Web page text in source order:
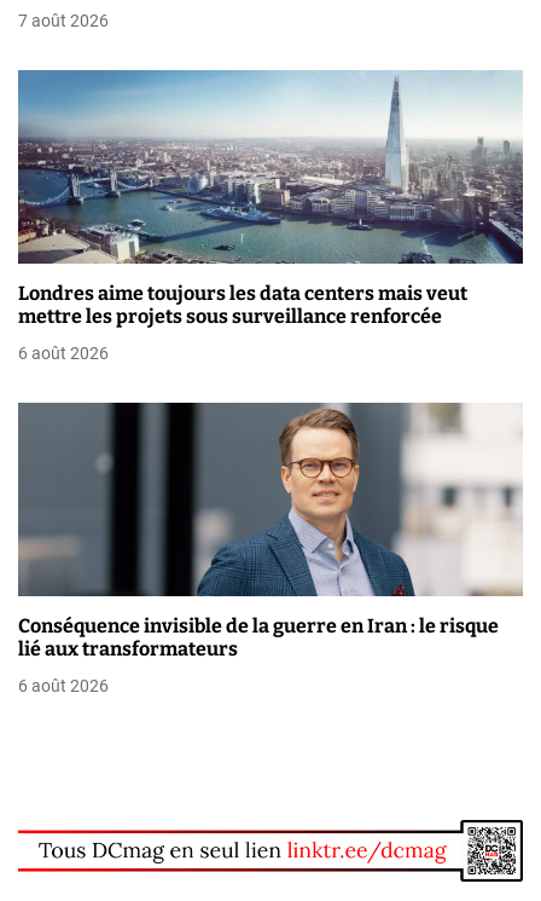
e
’
a
r
t
i
c
7 août 2026
Londres aime toujours les data centers mais veut
mettre les projets sous surveillance renforcée
6 août 2026
Conséquence invisible de la guerre en Iran : le risque
lié aux transformateurs
6 août 2026